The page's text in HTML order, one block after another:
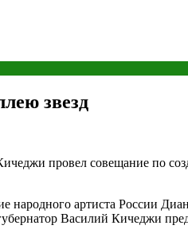
звезд
провел совещание по
народного артиста России
Василий Кичеджи